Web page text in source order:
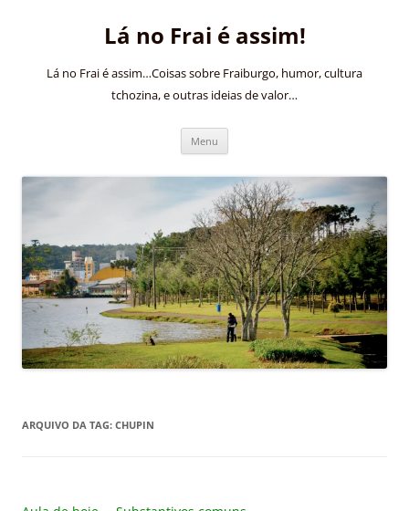
Lá no Frai é assim!
Lá no Frai é assim…Coisas sobre Fraiburgo, humor, cultura
tchozina, e outras ideias de valor…
Menu
ARQUIVO DA TAG: CHUPIN